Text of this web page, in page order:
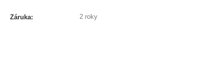
Záruka: 2 roky